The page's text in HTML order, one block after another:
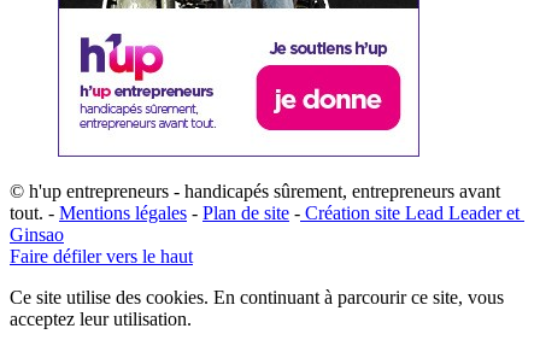
© h'up entrepreneurs - handicapés sûrement, entrepreneurs avant
tout. - Mentions légales - Plan de site - ​Création site ​​Lead Leader​ et ​
G​insao
Faire défiler vers le haut
Ce site utilise des cookies. En continuant à parcourir ce site, vous
acceptez leur utilisation.